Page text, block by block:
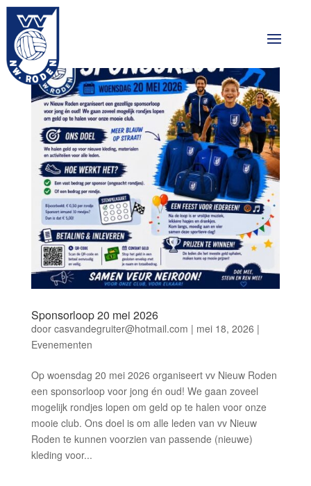
Sponsorloop 20 mei 2026
door casvandegruiter@hotmail.com | mei 18, 2026 |
Evenementen
Op woensdag 20 mei 2026 organiseert vv Nieuw Roden
een sponsorloop voor jong én oud! We gaan zoveel
mogelijk rondjes lopen om geld op te halen voor onze
mooie club. Ons doel is om alle leden van vv Nieuw
Roden te kunnen voorzien van passende (nieuwe)
kleding voor...